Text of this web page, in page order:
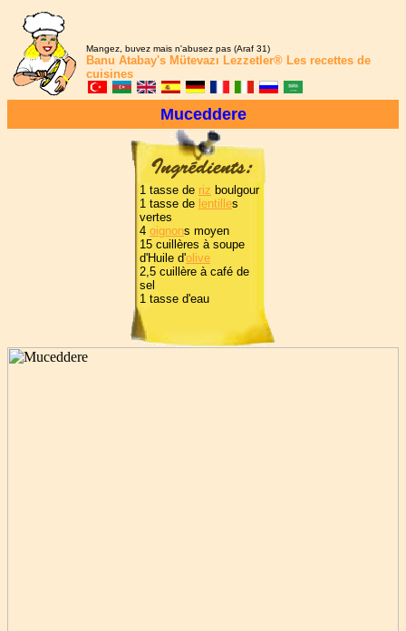
Mangez, buvez mais n'abusez pas (Araf 31)
Banu Atabay's Mütevazı Lezzetler® Les recettes de
cuisines
Muceddere
1 tasse de riz boulgour
1 tasse de lentilles
vertes
4 oignons moyen
15 cuillères à soupe
d'Huile d'olive
2,5 cuillère à café de
sel
1 tasse d'eau